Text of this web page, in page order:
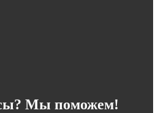
Мы поможем!